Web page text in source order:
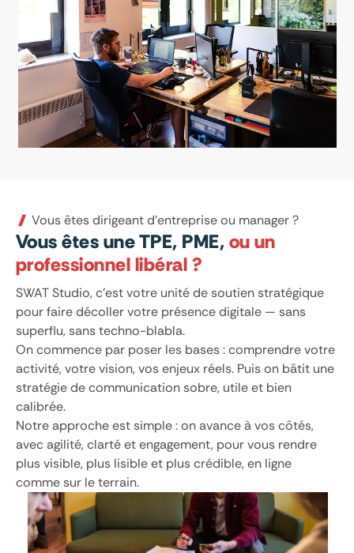
Vous êtes dirigeant d’entreprise ou manager ?
Vous êtes une TPE, PME,ou un
professionnel libéral ?
SWAT Studio, c’est votre unité de soutien stratégique
pour faire décoller votre présence digitale — sans
superflu, sans techno-blabla.
On commence par poser les bases : comprendre votre
activité, votre vision, vos enjeux réels. Puis on bâtit une
stratégie de communication sobre, utile et bien
calibrée.
Notre approche est simple : on avance à vos côtés,
avec agilité, clarté et engagement, pour vous rendre
plus visible, plus lisible et plus crédible, en ligne
comme sur le terrain.